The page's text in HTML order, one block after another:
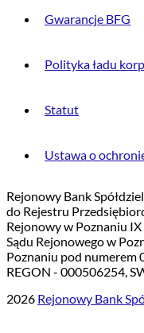
Gwarancje BFG
Polityka ładu
Statut
Ustawa o
Rejonowy Bank
do Rejestru
Rejonowy w Poznaniu
Sądu Rejonowego w
Poznaniu pod
REGON - 000506254,
2026 Rejonowy Bank